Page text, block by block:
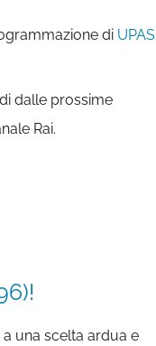
di UPAS
dalle prossime
Rai.
una scelta ardua e